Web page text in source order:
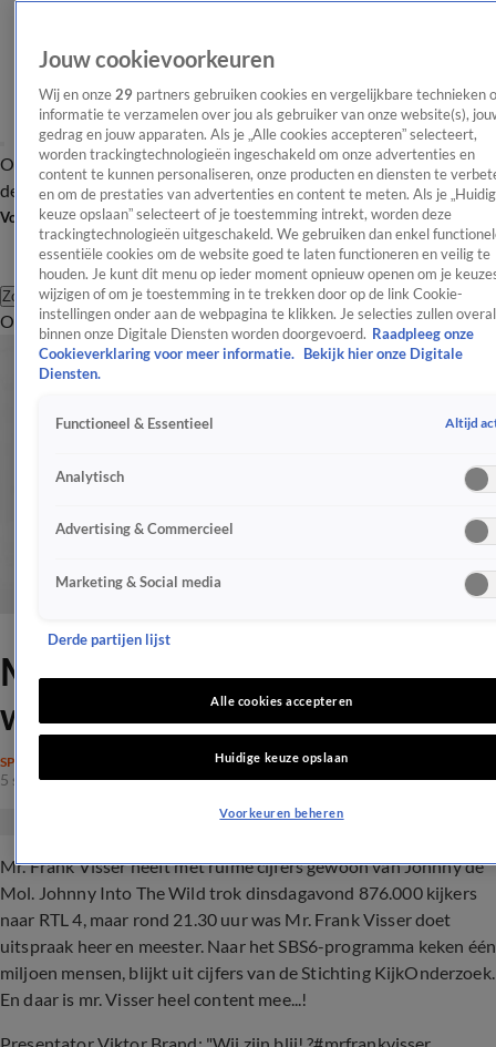
OverzichtAfleveringen Entertainment TV Algemeen
Tip
de redactieNieuwsbrief
Volg Shownieuws
Zoeken
OverzichtEntertainmentSpraakmakendRealityCrimeVideo's
Mr. Frank Visser jubelt om
winst op Johnny de Mol
SPRAAKMAKEND
5 sep 2017, 15:14
Mr. Frank Visser heeft met ruime cijfers gewoon van Johnny de
Mol. Johnny Into The Wild trok dinsdagavond 876.000 kijkers
naar RTL 4, maar rond 21.30 uur was Mr. Frank Visser doet
uitspraak heer en meester. Naar het SBS6-programma keken één
miljoen mensen, blijkt uit cijfers van de Stichting KijkOnderzoek.
En daar is mr. Visser heel content mee...!
Jouw cookievoorkeuren
Wij en onze 29 partners gebruiken cookies en vergelijkbare technieken
informatie te verzamelen over jou als gebruiker van onze website(s),
gedrag en jouw apparaten. Als je „Alle cookies accepteren” selecteert,
worden trackingtechnologieën ingeschakeld om onze advertenties en
content te kunnen personaliseren, onze producten en diensten te
en om de prestaties van advertenties en content te meten. Als je
keuze opslaan” selecteert of je toestemming intrekt, worden deze
trackingtechnologieën uitgeschakeld. We gebruiken dan enkel
essentiële cookies om de website goed te laten functioneren en veilig te
houden. Je kunt dit menu op ieder moment opnieuw openen om je
wijzigen of om je toestemming in te trekken door op de link Cookie-
instellingen onder aan de webpagina te klikken. Je selecties zullen overal
binnen onze Digitale Diensten worden doorgevoerd. Raadpleeg onze
Cookieverklaring voor meer informatie.
Bekijk hier onze Digitale
Diensten.
Functioneel & Essentieel Altijd
Analytisch
Advertising & Commercieel
Marketing & Social media
Derde partijen lijst
Alle cookies accepteren
Huidige keuze opslaan
Voorkeuren beheren